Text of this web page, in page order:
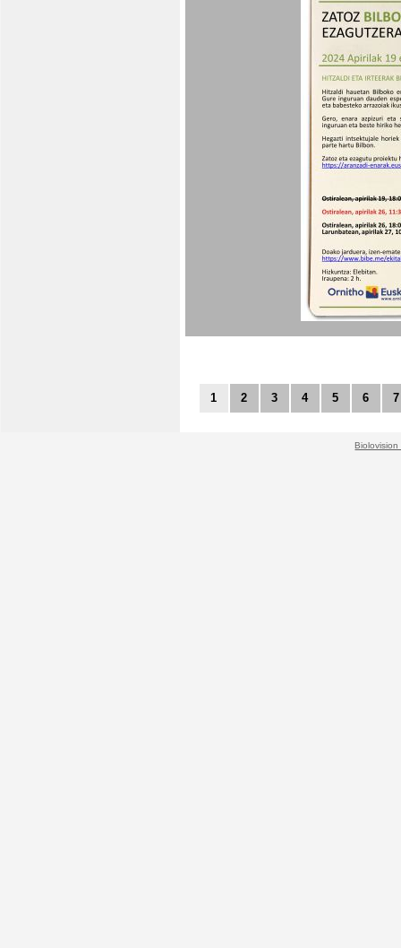
1 2 3 4 5 6 7
Biolovision